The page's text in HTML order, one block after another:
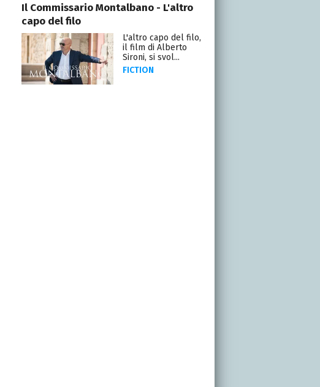
Il Commissario Montalbano - L'altro
capo del filo
L'altro capo del filo,
il film di Alberto
Sironi, si svol...
FICTION